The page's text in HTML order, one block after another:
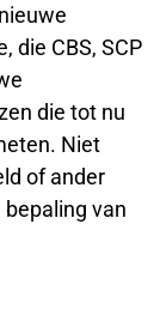
die CBS, SCP
die tot nu
Niet
of ander
van